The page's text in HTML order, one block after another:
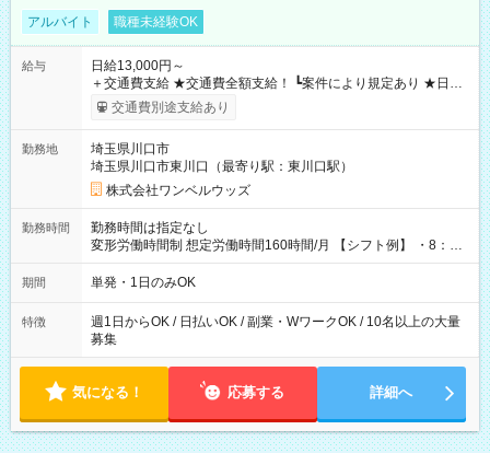
アルバイト 職種未経験OK
給与
日給13,000円～
＋交通費支給 ★交通費全額支給！ ┗案件により規定あり ★日払
いOK！（規定あり） ┗働いたその日に現金GET♪ お仕事後はコ
ンビニATMから 日払い分を引き落とせます！ 【試用期間】試
交通費別途支給あり
勤務地
埼玉県川口市
埼玉県川口市東川口（最寄り駅：東川口駅）
株式会社ワンベルウッズ
勤務時間
勤務時間は指定なし
変形労働時間制 想定労働時間160時間/月 【シフト例】 ・8：00
～21：00
期間 単発・1日のみOK
特徴
週1日からOK / 日払いOK / 副業・WワークOK / 10名以上の大量
募集
気になる！ 応募する 詳細へ